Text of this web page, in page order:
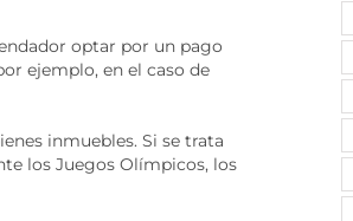
optar por un pago
ejemplo, en el caso de
inmuebles. Si se trata
los Juegos Olímpicos, los